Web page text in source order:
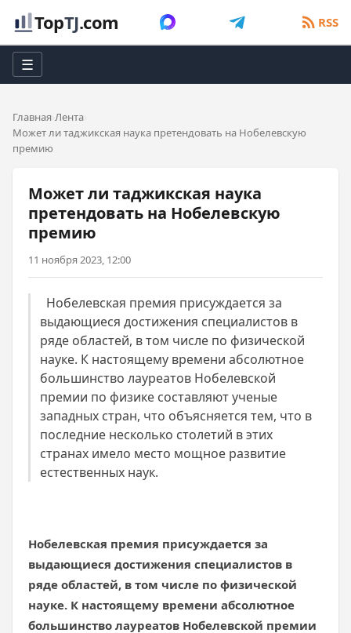
TopTJ.com RSS
☰
Главная Лента
Может ли таджикская наука претендовать на Нобелевскую
премию
Может ли таджикская наука
претендовать на Нобелевскую
премию
11 ноября 2023, 12:00
Нобелевская премия присуждается за
выдающиеся достижения специалистов в
ряде областей, в том числе по физической
науке. К настоящему времени абсолютное
большинство лауреатов Нобелевской
премии по физике составляют ученые
западных стран, что объясняется тем, что в
последние несколько столетий в этих
странах имело место мощное развитие
естественных наук.
Нобелевская премия присуждается за
выдающиеся достижения специалистов в
ряде областей, в том числе по физической
науке. К настоящему времени абсолютное
большинство лауреатов Нобелевской премии